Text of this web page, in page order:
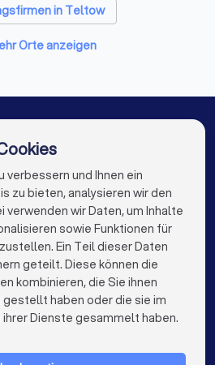
in Werder (Havel)
in Werder (Havel)
in Teltow
in Ludwigsfelde
in Rangsdorf
in Luckenwalde
in Berlin
in Hamburg
in München
in Köln
Orte anzeigen
für Sie
verbessern und Ihnen ein
zu bieten, analysieren wir den
verwenden wir Daten, um Inhalte
sowie Funktionen für
Ein Teil dieser Daten
geteilt. Diese können die
kombinieren, die Sie ihnen
haben oder die sie im
ihrer Dienste gesammelt haben.